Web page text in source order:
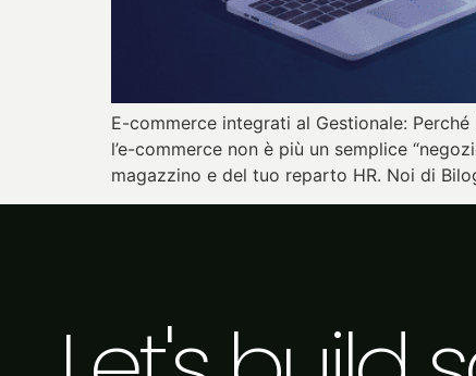
E-commerce integrati al Gestionale:
l’e-commerce non è più un semplice
magazzino e del tuo reparto HR. Noi di